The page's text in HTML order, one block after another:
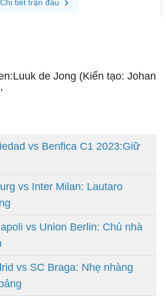
de Jong (Kiến tạo: Johan
vs Benfica C1 2023:Giữ
vs Inter Milan: Lautaro
vs Union Berlin: Chủ nhà
vs SC Braga: Nhẹ nhàng